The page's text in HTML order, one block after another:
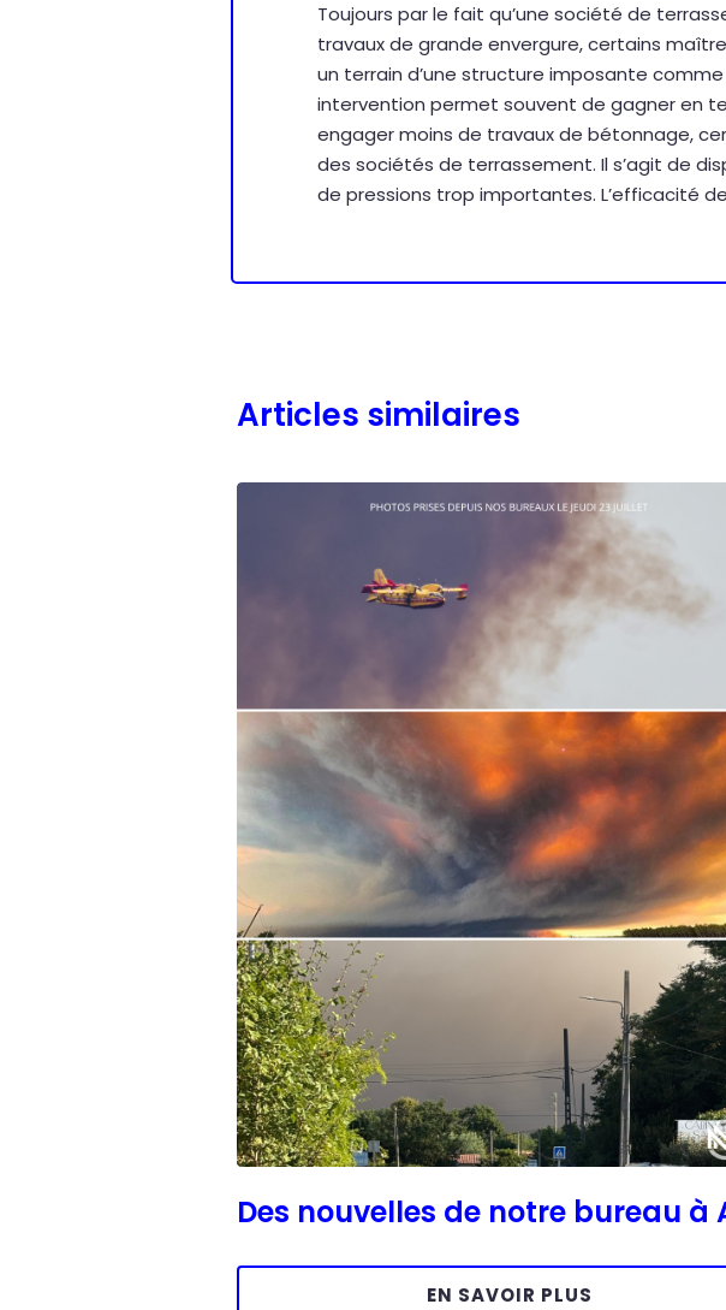
Toujours par le fait qu’une société de
travaux de grande envergure, certains
un terrain d’une structure imposante
intervention permet souvent de gagner en
engager moins de travaux de bétonnage,
des sociétés de terrassement. Il s’agit de
de pressions trop importantes. L’efficacité
Articles similaires
Des nouvelles de notre bureau à
EN SAVOIR PLUS